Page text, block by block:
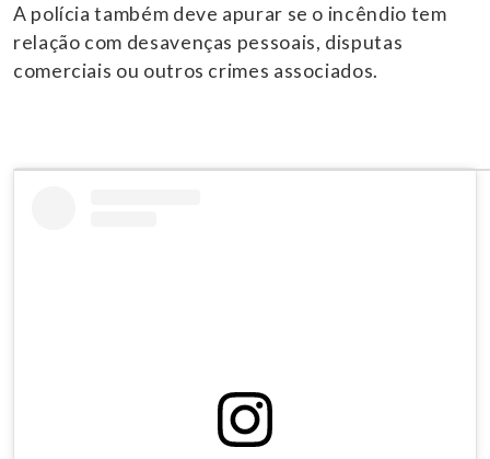
A polícia também deve apurar se o incêndio tem
relação com desavenças pessoais, disputas
comerciais ou outros crimes associados.